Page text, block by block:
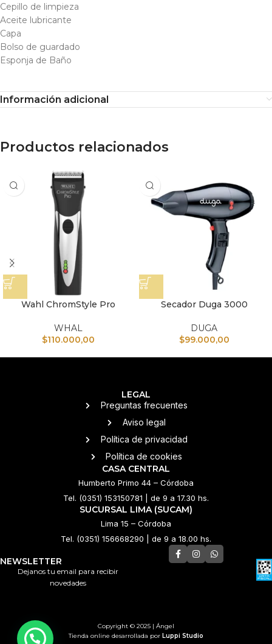
Cepillo de limpieza
Aceite lubricante
Capa
Bolso de guardado
Esponja de Baño
Información adicional
Productos relacionados
Wahl ChromStyle Pro
WHAL
$110.000,00
Secador Duga 3000
DUGA
$99.000,00
LEGAL
Preguntas frecuentes
Aviso legal
Política de privacidad
Política de cookies
CASA CENTRAL
Humberto Primo 44 – Córdoba
Tel. (0351) 153150781 | de 9 a 17.30 hs.
SUCURSAL LIMA (SUCAM)
Lima 15 – Córdoba
Tel. (0351) 156668290 | de 9 a 18.00 hs.
NEWSLETTER
Dejanos tu email para recibir
novedades
Tienda online desarrollada por Luppi Studio
Copyright © 2025 | Ángel